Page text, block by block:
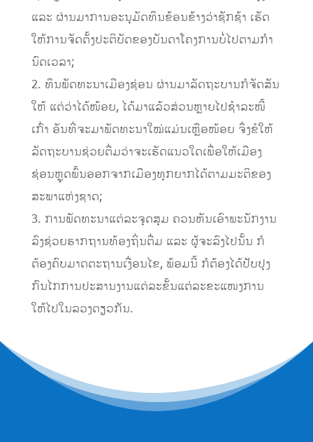
ແລະ ຜ່ານມາການອະນຸມັດທຶນຂ້ອນຂ້າງວ່າຊັກຊ້າ ເຮັດ
ໃຫ້ການຈັດຕັ້ງປະຕິບັດຂອງບັນດາໂຄງການບໍ່ໄປຕາມກໍາ
ນົດເວລາ;
2. ທຶນພັດທະນາເມືອງຊ່ອນ ຜ່ານມາລັດຖະບານກໍຈັດສັນ
ໃຫ້ ແຕ່ວ່າໄດ້ໜ້ອຍ, ໄດ້ມາແລ້ວສ່ວນຫຼາຍໄປຊໍາລະໜີ້
ເກົ່າ ອັນທີ່ຈະມາພັດທະນາໃໝ່ແມ່ນເຫຼືອໜ້ອຍ ຈຶ່ງຂໍໃຫ້
ລັດຖະບານຊ່ວຍຕື່ມວ່າຈະເຮັດແນວໃດເພື່ອໃຫ້ເມືອງ
ຊ່ອນຫຼຸດພົ້ນອອກຈາກເມືອງທຸກຍາກໄດ້ຕາມມະຕິຂອງ
ສະພາແຫ່ງຊາດ;
3. ການພັດທະນາແຕ່ລະຈຸດສຸມ ຄວນຫັນເອົາພະນັກງານ
ລົງຊ່ວຍຮາກຖານທ້ອງຖິ່ນຕື່ມ ແລະ ຜູ້ຈະລົງໄປນັ້ນ ກໍ
ຕ້ອງຄົບມາດຕະຖານເງື່ອນໄຂ, ພ້ອມນີ້ ກໍຕ້ອງໄດ້ປັບປຸງ
ກົນໄກການປະສານງານແຕ່ລະຂັ້ນແຕ່ລະຂະແໜງການ
ໃຫ້ໄປໃນລວງດຽວກັນ.